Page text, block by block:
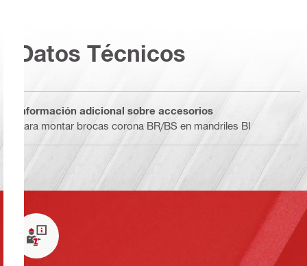
Datos Técnicos
Información adicional sobre accesorios
Para montar brocas corona BR/BS en mandriles BI